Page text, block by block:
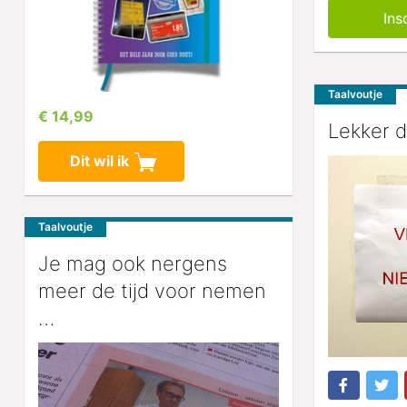
€ 14,99
Dit wil ik
Taalvoutje
Lekker
Taalvoutje
Je mag ook nergens
meer de tijd voor nemen
…